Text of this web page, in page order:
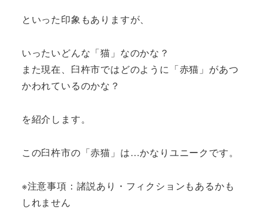
といった印象もありますが、
いったいどんな「猫」なのかな？
また現在、臼杵市ではどのように「赤猫」があつ
かわれているのかな？
を紹介します。
この臼杵市の「赤猫」は…かなりユニークです。
※注意事項：諸説あり・フィクションもあるかも
しれません